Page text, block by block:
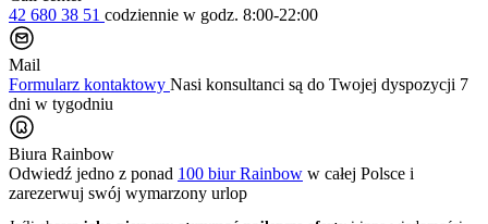
42 680 38 51 codziennie w godz. 8:00-22:00
Mail
Formularz kontaktowy Nasi konsultanci są do Twojej dyspozycji 7
dni w tygodniu
Biura Rainbow
Odwiedź jedno z ponad 100 biur Rainbow w całej Polsce i
zarezerwuj swój wymarzony urlop